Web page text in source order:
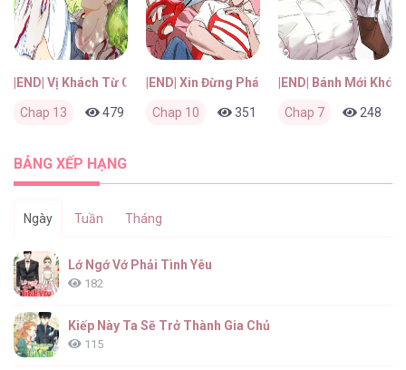
|END| Vị Khách Từ Căn Nhà Phía Sau
Chap 13 479 0 2 tháng trước
|END| Xin Đừng Phá Vỡ Sự Bình Yên Vốn Có
Chap 10 351 0 2 tháng trước
|END| Bánh Mới Khó
Chap 7 248
BẢNG XẾP HẠNG
Ngày Tuần Tháng
Lớ Ngớ Vớ Phải Tình Yêu
182
Kiếp Này Ta Sẽ Trở Thành Gia Chủ
115